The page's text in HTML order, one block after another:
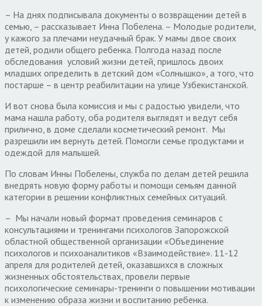
– На днях подписывала документы о возвращении детей в
семью, – рассказывает Инна Побелена. – Молодые родители,
у кажого за плечами неудачный брак. У мамы двое своих
детей, родили общего ребенка. Полгода назад после
обследования условий жизни детей, пришлось двоих
младших определить в детский дом «Солнышко», а того, что
постарше – в центр реабилитации на улице Узбекистанской.
И вот снова была комиссия и мы с радостью увидели, что
мама нашла работу, оба родителя выглядят и ведут себя
прилично, в доме сделали косметический ремонт. Мы
разрешили им вернуть детей. Помогли семье продуктами и
одеждой для малышей.
По словам Инны Побелены, служба по делам детей решила
внедрять новую форму работы и помощи семьям данной
категории в решении конфликтных семейных ситуаций.
– Мы начали новый формат проведения семинаров с
консультациями и тренингами психологов Запорожской
областной общественной организации «Объединение
психологов и психоаналитиков «Взаимодействие». 11-12
апреля для родителей детей, оказавшихся в сложных
жизненных обстоятельствах, провели первые
психологические семинары-тренинги о повышении мотивации
к изменению образа жизни и воспитанию ребенка.